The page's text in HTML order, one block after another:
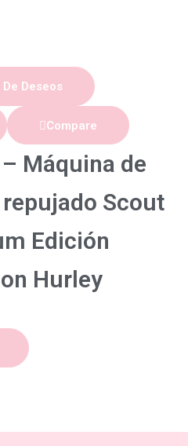
Deseos
Compare
Máquina de
Scout
Edición
Hurley